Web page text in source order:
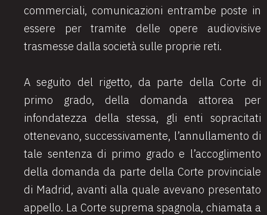
commerciali, comunicazioni entrambe poste in
essere per tramite delle opere audiovisive
trasmesse dalla società sulle proprie reti.
A seguito del rigetto, da parte della Corte di
primo grado, della domanda attorea per
infondatezza della stessa, gli enti sopracitati
ottenevano, successivamente, l’annullamento di
tale sentenza di primo grado e l’accoglimento
della domanda da parte della Corte provinciale
di Madrid, avanti alla quale avevano presentato
appello. La Corte suprema spagnola, chiamata a